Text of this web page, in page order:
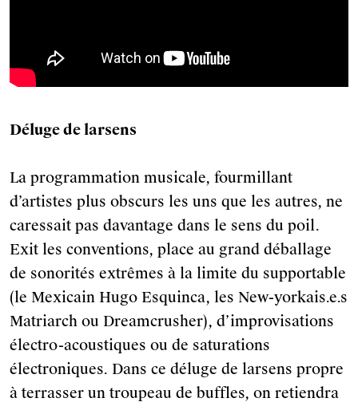
Déluge de larsens
La programmation musicale, fourmillant
d’artistes plus obscurs les uns que les autres, ne
caressait pas davantage dans le sens du poil.
Exit les conventions, place au grand déballage
de sonorités extrêmes à la limite du supportable
(le Mexicain Hugo Esquinca, les New-yorkais.e.s
Matriarch ou Dreamcrusher), d’improvisations
électro-acoustiques ou de saturations
électroniques. Dans ce déluge de larsens propre
à terrasser un troupeau de buffles, on retiendra